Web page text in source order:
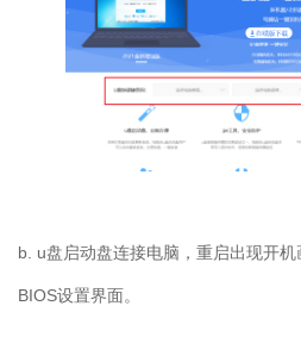
b. u盘启动盘连接电脑，重启出现开
BIOS设置界面。